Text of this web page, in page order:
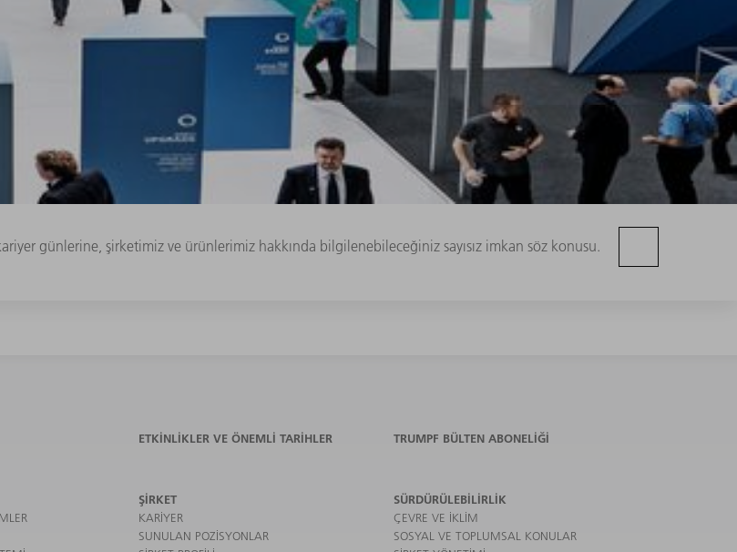
günlerine, şirketimiz ve ürünlerimiz hakkında bilgilenebileceğiniz sayısız imkan söz konusu.
ETKINLIKLER VE ÖNEMLI TARIHLER TRUMPF BÜLTEN ABONELIĞI
ŞIRKET
KARIYER
SUNULAN POZISYONLAR
SÜRDÜRÜLEBILIRLIK
ÇEVRE VE IKLIM
SOSYAL VE TOPLUMSAL KONULAR